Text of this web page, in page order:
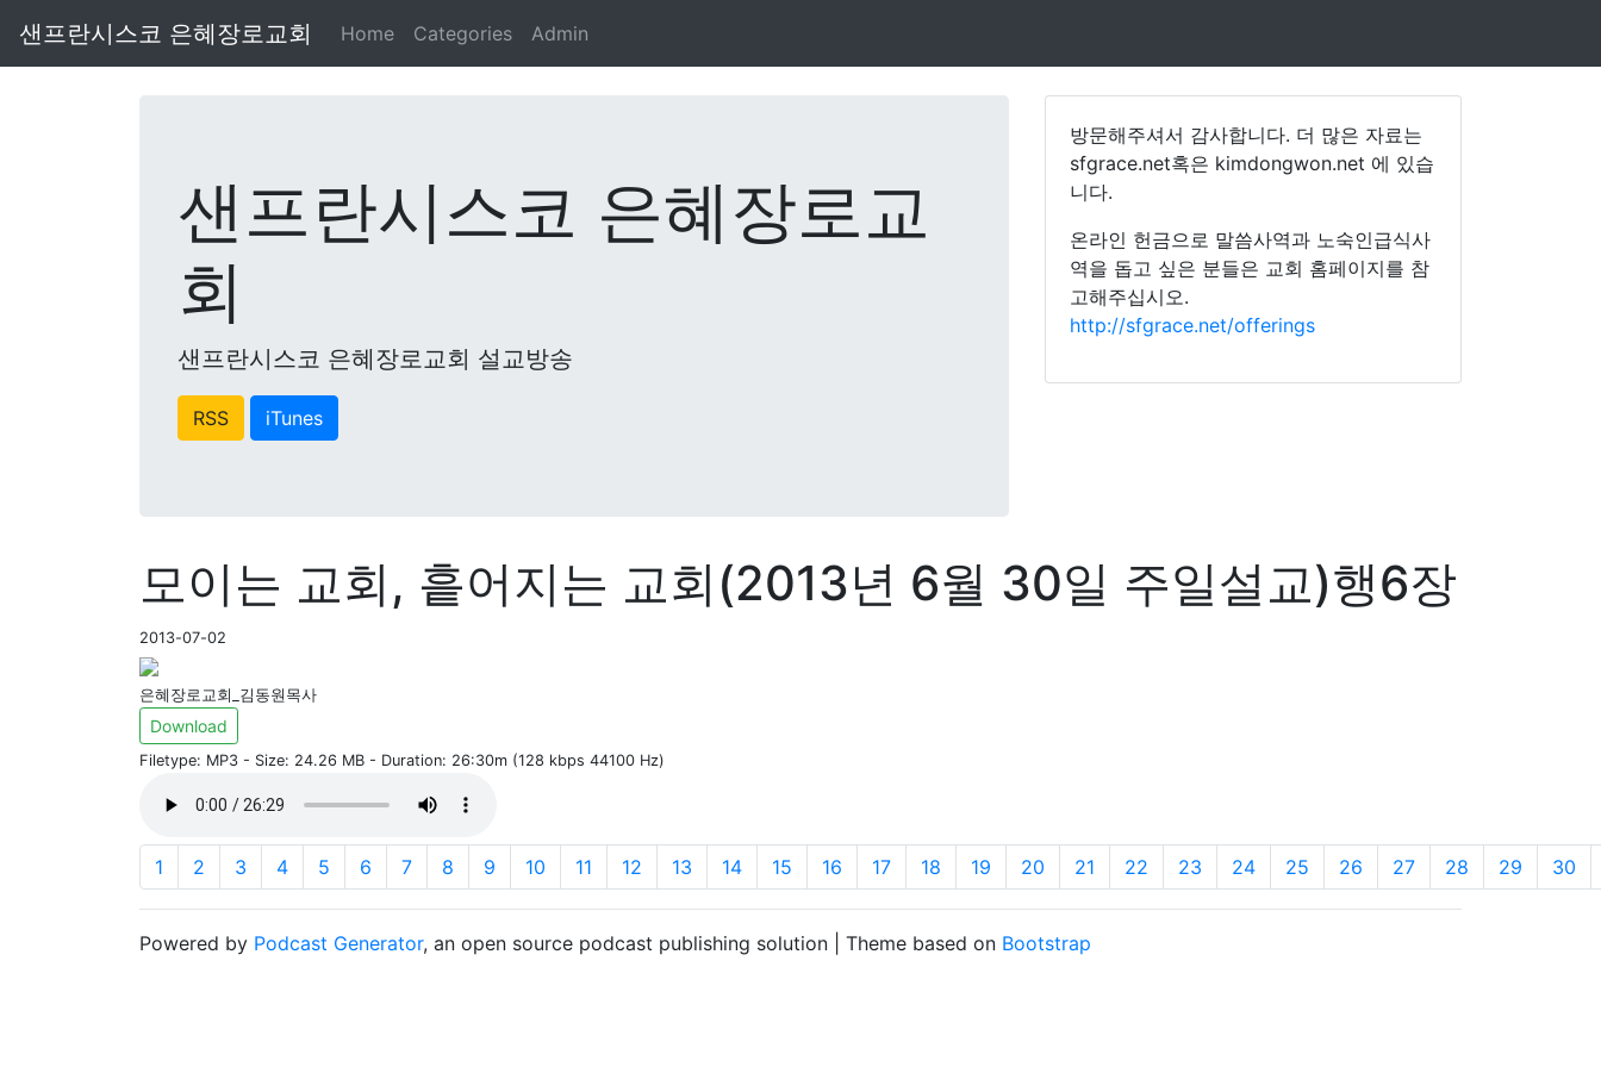
샌프란시스코 은혜장로교회 Home Categories Admin
샌프란시스코 은혜장로교
회
샌프란시스코 은혜장로교회 설교방송
RSS iTunes
방문해주셔서 감사합니다. 더 많은 자료는
sfgrace.net혹은 kimdongwon.net 에 있습
니다.
온라인 헌금으로 말씀사역과 노숙인급식사
역을 돕고 싶은 분들은 교회 홈페이지를 참
고해주십시오.
http://sfgrace.net/offerings
모이는 교회, 흩어지는 교회(2013년 6월 30일 주일설교)행6장
2013-07-02
은혜장로교회_김동원목사
Download
Filetype: MP3 - Size: 24.26 MB - Duration: 26:30m (128 kbps 44100 Hz)
1 2 3 4 5 6 7 8 9 10 11 12 13 14 15 16 17 18 19 20 21 22 23 24 25 26 27 28 29 30
Powered by Podcast Generator, an open source podcast publishing solution | Theme based on Bootstrap